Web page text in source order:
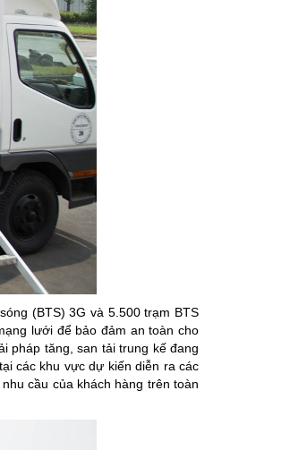
(BTS) 3G và 5.500 trạm BTS
lưới để bảo đảm an toàn cho
pháp tăng, san tải trung kế đang
các khu vực dự kiến diễn ra các
cầu của khách hàng trên toàn